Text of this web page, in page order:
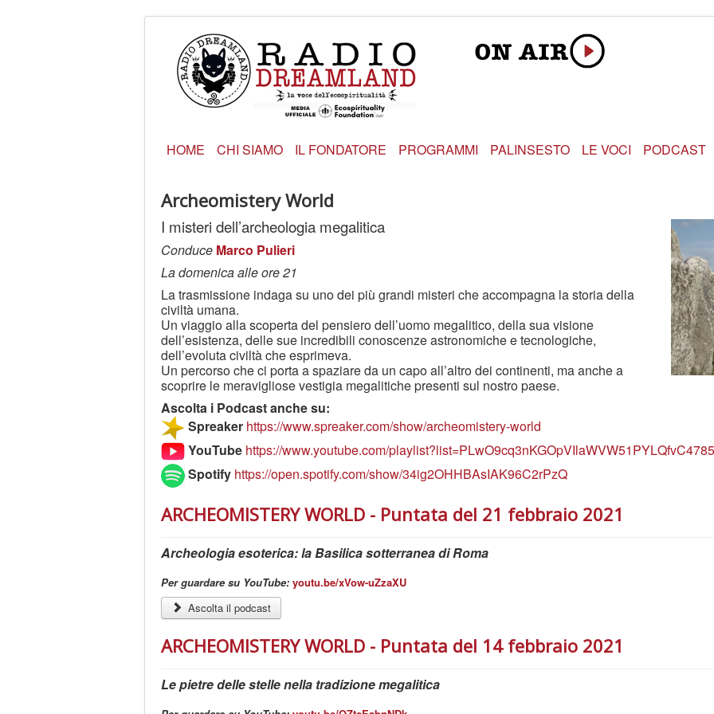
HOME CHI SIAMO IL FONDATORE PROGRAMMI PALINSESTO LE VOCI PODCAST
Archeomistery World
I misteri dell’archeologia megalitica
Conduce Marco Pulieri
La domenica alle ore 21
La trasmissione indaga su uno dei più grandi misteri che accompagna la storia della
civiltà umana.
Un viaggio alla scoperta del pensiero dell’uomo megalitico, della sua visione
dell’esistenza, delle sue incredibili conoscenze astronomiche e tecnologiche,
dell’evoluta civiltà che esprimeva.
Un percorso che ci porta a spaziare da un capo all’altro dei continenti, ma anche a
scoprire le meravigliose vestigia megalitiche presenti sul nostro paese.
Ascolta i Podcast anche su:
Spreaker https://www.spreaker.com/show/archeomistery-world
YouTube https://www.youtube.com/
Spotify https://open.spotify.com/show/34ig2OHHBAsIAK96C2rPzQ
ARCHEOMISTERY WORLD - Puntata del 21 febbraio 2021
Archeologia esoterica: la Basilica sotterranea di Roma
Per guardare su YouTube: youtu.be/xVow-uZzaXU
Ascolta il podcast
ARCHEOMISTERY WORLD - Puntata del 14 febbraio 2021
Le pietre delle stelle nella tradizione megalitica